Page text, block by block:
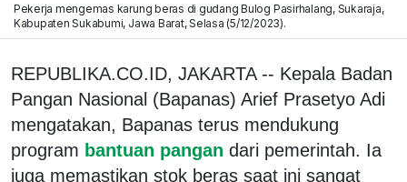
Pekerja mengemas karung beras di gudang Bulog Pasirhalang, Sukaraja,
Kabupaten Sukabumi, Jawa Barat, Selasa (5/12/2023).
REPUBLIKA.CO.ID, JAKARTA -- Kepala Badan
Pangan Nasional (Bapanas) Arief Prasetyo Adi
mengatakan, Bapanas terus mendukung
program bantuan pangan dari pemerintah. Ia
juga memastikan stok beras saat ini sangat